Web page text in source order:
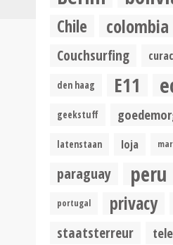
Chile colombia
Couchsurfing
den haag E11
geekstuff
latenstaan loja
paraguay peru
portugal privacy
staatsterreur